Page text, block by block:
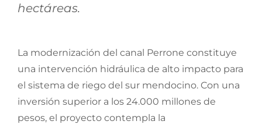
hectáreas.
La modernización del canal Perrone constituye
una intervención hidráulica de alto impacto para
el sistema de riego del sur mendocino. Con una
inversión superior a los 24.000 millones de
pesos, el proyecto contempla la